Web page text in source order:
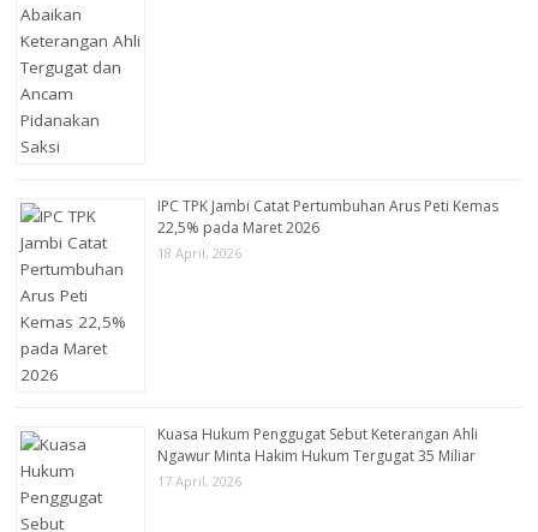
IPC TPK Jambi Catat Pertumbuhan Arus Peti Kemas
22,5% pada Maret 2026
18 April, 2026
Kuasa Hukum Penggugat Sebut Keterangan Ahli
Ngawur Minta Hakim Hukum Tergugat 35 Miliar
17 April, 2026